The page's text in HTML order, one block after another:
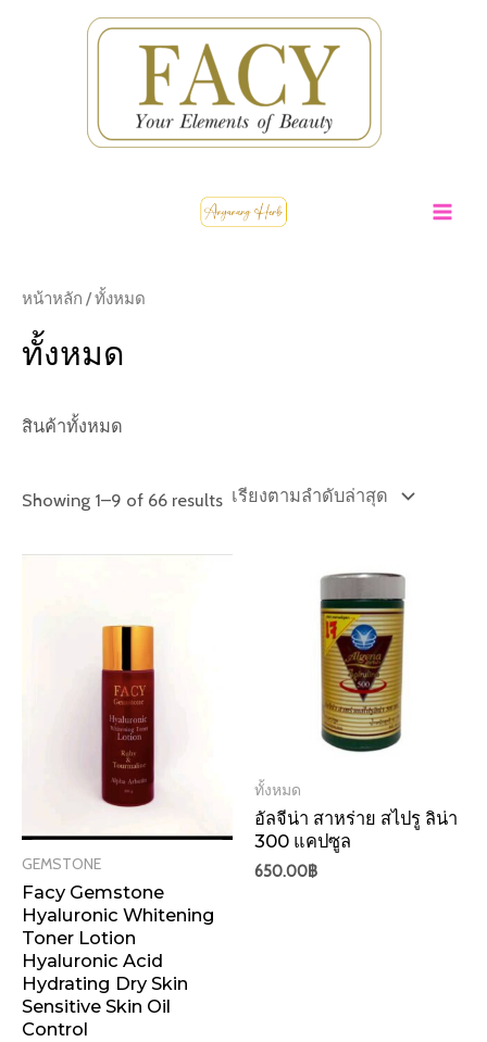
หน้าหลัก / ทั้งหมด
ทั้งหมด
สินค้าทั้งหมด
Showing 1–9 of 66 resultsSorted
GEMSTONE
Facy Gemstone
Hyaluronic Whitening
Toner Lotion
Hyaluronic Acid
Hydrating Dry Skin
Sensitive Skin Oil
Control
ทั้งหมด
อัลจีน่า สาหร่าย สไปรู ลิน่า
300 แคปซูล
650.00฿